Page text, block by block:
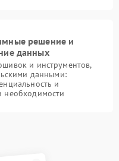
решение и
данных
и инструментов,
данными:
и
необходимости